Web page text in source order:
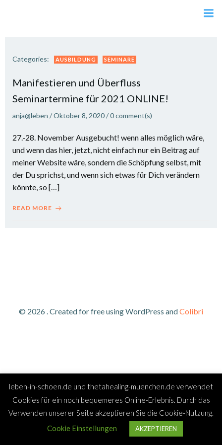
Categories: AUSBILDUNG SEMINARE
Manifestieren und Überfluss
Seminartermine für 2021 ONLINE!
anja@leben /Oktober 8, 2020/0comment(s)
27.-28. November Ausgebucht! wenn alles möglich wäre,
und wenn das hier, jetzt, nicht einfach nur ein Beitrag auf
meiner Website wäre, sondern die Schöpfung selbst, mit
der Du sprichst, und wenn sich etwas für Dich verändern
könnte, so […]
READ MORE
© 2026 . Created for free using WordPress andColibri
leben-in-schoen.de und thetahealing-muenchen.de verwendet
Cookies für ein noch bequemeres Online-Erlebnis. Durch das
Verwenden unserer Seite akzeptieren Sie die Cookie-Nutzung.
Cookie Einstellungen
AKZEPTIEREN